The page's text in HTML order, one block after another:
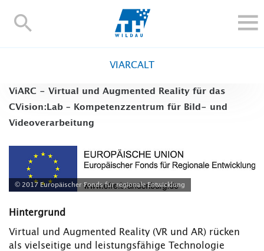
TH-
FORSCHUNG UND TRANSFER
INTERNATIONAL
BESCHÄFTIGTE
TH Online-Portal
VIARCALT
ViARC - Virtual und Augmented Reality für das
CVision:Lab – Kompetenzzentrum für Bild- und
Videoverarbeitung
© 2017 Europäischer Fonds für regionale Entwicklung
Hintergrund
Virtual und Augmented Reality (VR und AR) rücken
als vielseitige und leistungsfähige Technologie